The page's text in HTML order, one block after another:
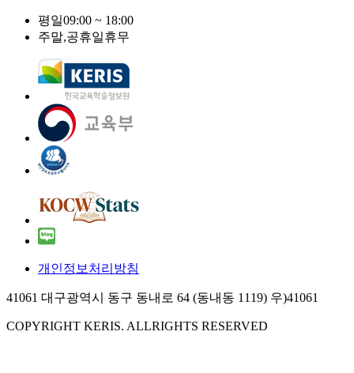
평일09:00 ~ 18:00
주말,공휴일휴무
개인정보처리방침
41061 대구광역시 동구 동내로 64 (동내동 1119) 우)41061
COPYRIGHT KERIS. ALLRIGHTS RESERVED